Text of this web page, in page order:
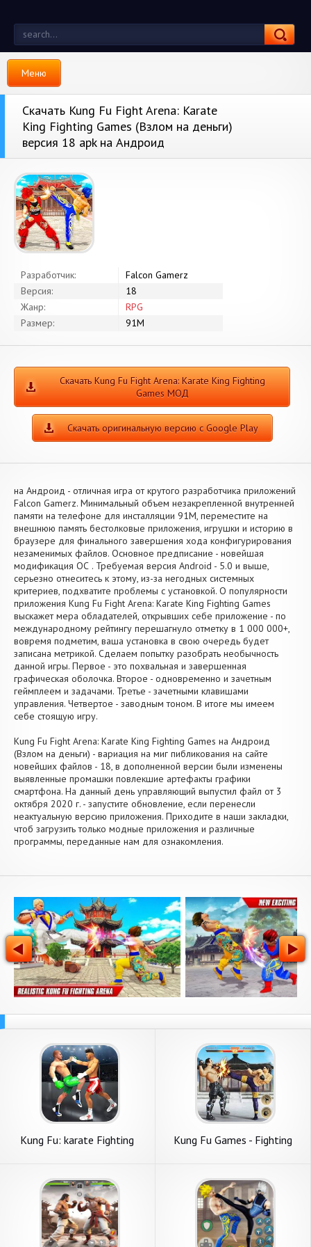
Меню
Скачать Kung Fu Fight Arena: Karate
King Fighting Games (Взлом на деньги)
версия 18 apk на Андроид
Разработчик:
Falcon Gamerz
Версия:
18
Жанр:
RPG
Размер:
91M
Скачать Kung Fu Fight Arena: Karate King Fighting
Games МОД
Скачать оригинальную версию с Google Play
на Андроид - отличная игра от крутого разработчика приложений
Falcon Gamerz. Минимальный объем незакрепленной внутренней
памяти на телефоне для инсталляции 91M, переместите на
внешнюю память бестолковые приложения, игрушки и историю в
браузере для финального завершения хода конфигурирования
незаменимых файлов. Основное предписание - новейшая
модификация ОС . Требуемая версия Android - 5.0 и выше,
серьезно отнеситесь к этому, из-за негодных системных
критериев, подхватите проблемы с установкой. О популярности
приложения Kung Fu Fight Arena: Karate King Fighting Games
выскажет мера обладателей, открывших себе приложение - по
международному рейтингу перешагнуло отметку в 1 000 000+,
вовремя подметим, ваша установка в свою очередь будет
записана метрикой. Сделаем попытку разобрать необычность
данной игры. Первое - это похвальная и завершенная
графическая оболочка. Второе - одновременно и зачетным
геймплеем и задачами. Третье - зачетными клавишами
управления. Четвертое - заводным тоном. В итоге мы имеем
себе стоящую игру.
Kung Fu Fight Arena: Karate King Fighting Games на Андроид
(Взлом на деньги) - вариация на миг пибликования на сайте
новейших файлов - 18, в дополненной версии были изменены
выявленные промашки повлекшие артефакты графики
смартфона. На данный день управляющий выпустил файл от 3
октября 2020 г. - запустите обновление, если перенесли
неактуальную версию приложения. Приходите в наши закладки,
чтоб загрузить только модные приложения и различные
программы, переданные нам для ознакомления.
Kung Fu: karate Fighting
Kung Fu Games - Fighting